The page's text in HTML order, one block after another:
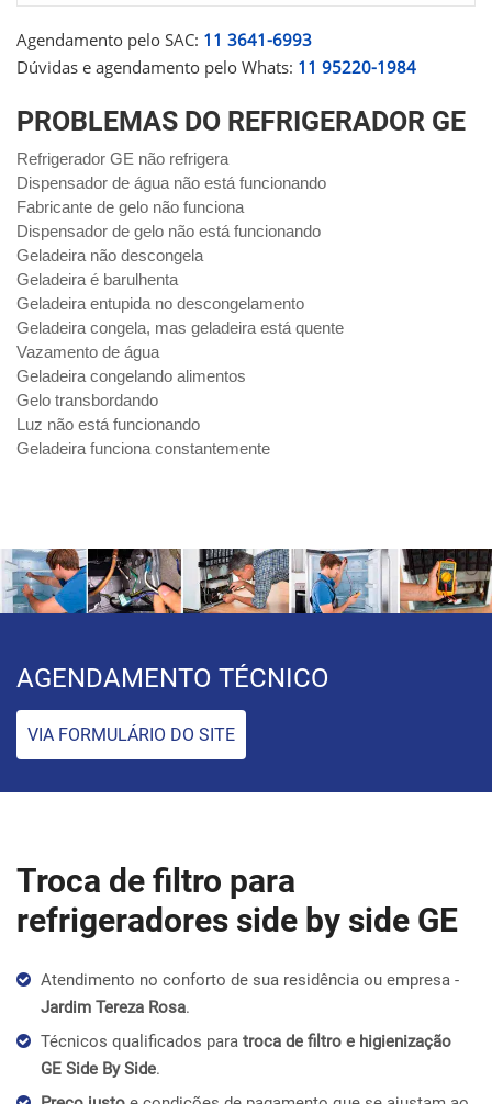
Agendamento pelo SAC: 11 3641-6993
Dúvidas e agendamento pelo Whats: 11 95220-1984
PROBLEMAS DO REFRIGERADOR GE
Refrigerador GE não refrigera
Dispensador de água não está funcionando
Fabricante de gelo não funciona
Dispensador de gelo não está funcionando
Geladeira não descongela
Geladeira é barulhenta
Geladeira entupida no descongelamento
Geladeira congela, mas geladeira está quente
Vazamento de água
Geladeira congelando alimentos
Gelo transbordando
Luz não está funcionando
Geladeira funciona constantemente
AGENDAMENTO TÉCNICO
VIA FORMULÁRIO DO SITE
Troca de filtro para
refrigeradores side by side GE
Atendimento no conforto de sua residência ou empresa -
Jardim Tereza Rosa.
Técnicos qualificados para troca de filtro e higienização
GE Side By Side.